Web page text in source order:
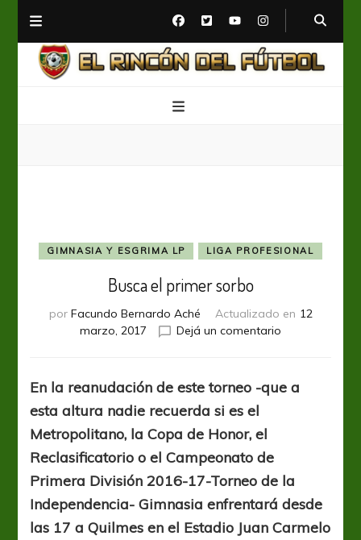
GIMNASIA Y ESGRIMA LP LIGA PROFESIONAL
Busca el primer sorbo
por Facundo Bernardo Aché Actualizado en 12
marzo, 2017
Dejá un comentario
sorbo
En la reanudación de este torneo -que a
esta altura nadie recuerda si es el
Metropolitano, la Copa de Honor, el
Reclasificatorio o el Campeonato de
Primera División 2016-17-Torneo de la
Independencia- Gimnasia enfrentará desde
las 17 a Quilmes en el Estadio Juan Carmelo